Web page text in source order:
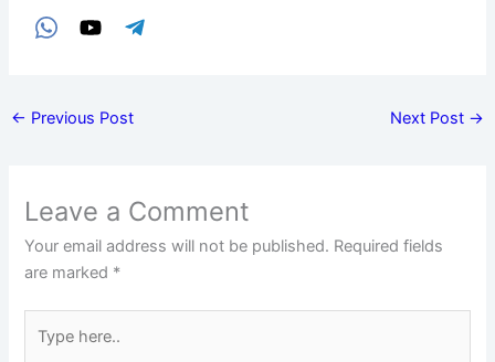
← Previous Post Next Post →
Leave a Comment
Your email address will not be published. Required fields
are marked *
here..